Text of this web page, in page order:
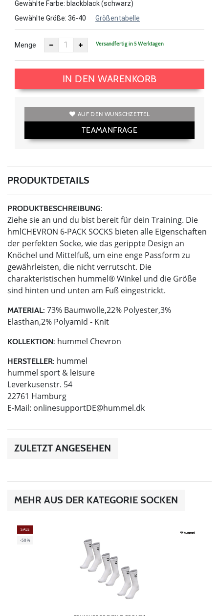
Gewählte Farbe: blackblack (schwarz)
Gewählte Größe: 36-40 Größentabelle
Menge Versandfertig in 5 Werktagen
IN DEN WARENKORB
AUF DEN WUNSCHZETTEL
TEAMANFRAGE
PRODUKTDETAILS
PRODUKTBESCHREIBUNG:
Ziehe sie an und du bist bereit für dein Training. Die
hmlCHEVRON 6-PACK SOCKS bieten alle Eigenschaften
der perfekten Socke, wie das gerippte Design an
Knöchel und Mittelfuß, um eine enge Passform zu
gewährleisten, die nicht verrutscht. Die
charakteristischen hummel® Winkel und die Größe
sind hinten und unten am Fuß eingestrickt.
MATERIAL: 73% Baumwolle,22% Polyester,3%
Elasthan,2% Polyamid - Knit
KOLLEKTION: hummel Chevron
HERSTELLER: hummel
hummel sport & leisure
Leverkusenstr. 54
22761 Hamburg
E-Mail: onlinesupportDE@hummel.dk
ZULETZT ANGESEHEN
MEHR AUS DER KATEGORIE SOCKEN
SALE
-50%